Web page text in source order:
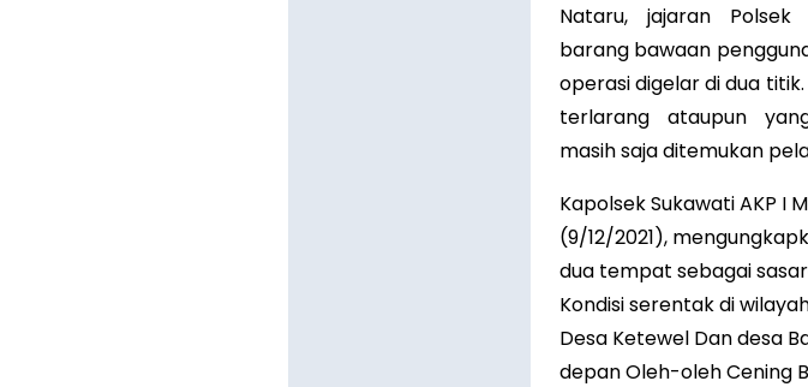
Nataru, jajaran
barang bawaan
operasi digelar di dua
terlarang ataupun
masih saja ditemukan
Kapolsek Sukawati AKP I
(9/12/2021),
dua tempat sebagai
Kondisi serentak di
Desa Ketewel Dan desa
depan Oleh-oleh Cening